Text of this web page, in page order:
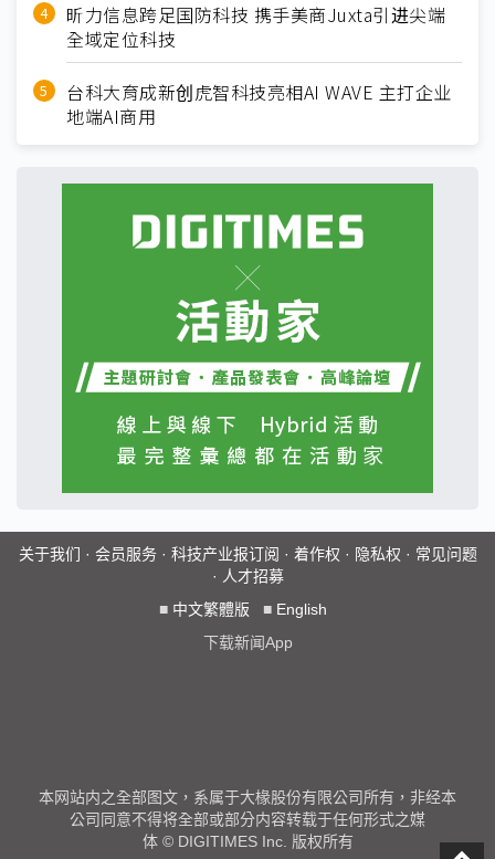
昕力信息跨足国防科技 携手美商Juxta引进尖端
全域定位科技
台科大育成新创虎智科技亮相AI WAVE 主打企业
地端AI商用
关于我们 · 会员服务· 科技产业报订阅 · 着作权 · 隐私权 · 常见问题
· 人才招募
■ 中文繁體版 ■ English
下载新闻App
本网站内之全部图文，系属于大椽股份有限公司所有，非经本
公司同意不得将全部或部分内容转载于任何形式之媒
体 © DIGITIMES Inc. 版权所有